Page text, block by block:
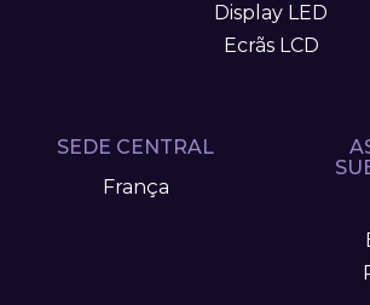
Display LED
Ecrãs LCD
SEDE CENTRAL
França